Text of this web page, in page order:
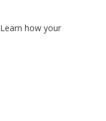
Learn how your